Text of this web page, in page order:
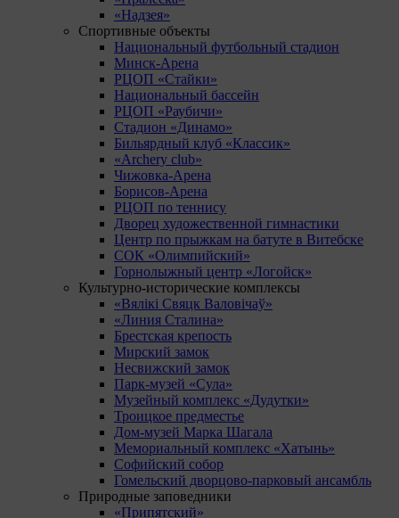
«Надзея»
Спортивные объекты
Национальный футбольный стадион
Минск-Арена
РЦОП «Стайки»
Национальный бассейн
РЦОП «Раубичи»
Стадион «Динамо»
Бильярдный клуб «Классик»
«Archery club»
Чижовка-Арена
Борисов-Арена
РЦОП по теннису
Дворец художественной гимнастики
Центр по прыжкам на батуте в Витебске
СОК «Олимпийский»
Горнолыжный центр «Логойск»
Культурно-исторические комплексы
«Вялікі Свяцк Валовічаў»
«Линия Сталина»
Брестская крепость
Мирский замок
Несвижский замок
Парк-музей «Сула»
Музейный комплекс «Дудутки»
Троицкое предместье
Дом-музей Марка Шагала
Мемориальный комплекс «Хатынь»
Софийский собор
Гомельский дворцово-парковый ансамбль
Природные заповедники
«Припятский»